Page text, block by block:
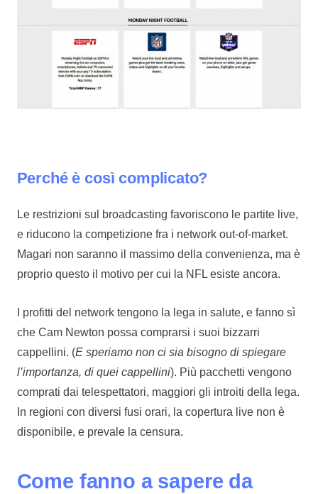
Perché è così complicato?
Le restrizioni sul broadcasting favoriscono le partite live,
e riducono la competizione fra i network out-of-market.
Magari non saranno il massimo della convenienza, ma è
proprio questo il motivo per cui la NFL esiste ancora.
I profitti del network tengono la lega in salute, e fanno sì
che Cam Newton possa comprarsi i suoi bizzarri
cappellini. (E speriamo non ci sia bisogno di spiegare
l’importanza, di quei cappellini). Più pacchetti vengono
comprati dai telespettatori, maggiori gli introiti della lega.
In regioni con diversi fusi orari, la copertura live non è
disponibile, e prevale la censura.
Come fanno a sapere da